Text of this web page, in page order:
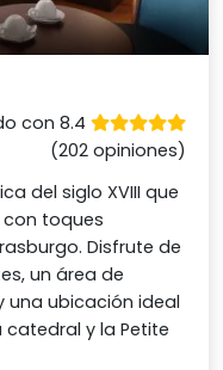
con 8.4
(202 opiniones)
del siglo XVIII que
toques
Disfrute de
un área de
una ubicación ideal
y la Petite